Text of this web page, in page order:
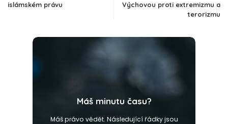
islámském právu
Výchovou proti extremizmu a
terorizmu
Máš minutu času?
Máš právo vědět. Následující řádky jsou